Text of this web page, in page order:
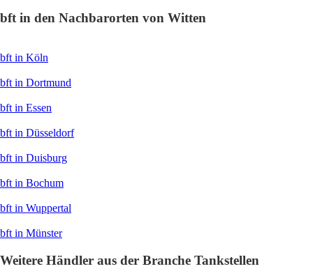
bft in den Nachbarorten von Witten
bft in Köln
bft in Dortmund
bft in Essen
bft in Düsseldorf
bft in Duisburg
bft in Bochum
bft in Wuppertal
bft in Münster
Weitere Händler aus der Branche Tankstellen